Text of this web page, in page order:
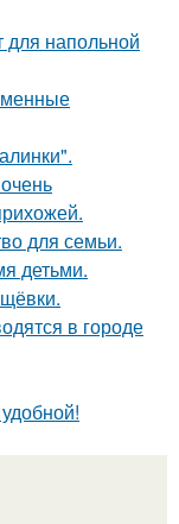
напольной
для семьи.
детьми.
в городе